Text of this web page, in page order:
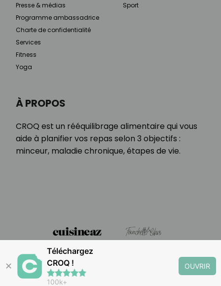
À PROPOS
CROQ est un rééquilibrage alimentaire qui vous
aide à planifier vos repas selon 3 objectifs :
minceur, maladie chronique, étapes de vie.
Presse & médias
Programme ambassadrice
Charte de confidentialité
Services
Fitness
Yoga
Sport
✕
Téléchargez
CROQ !
100k+
OUVRIR